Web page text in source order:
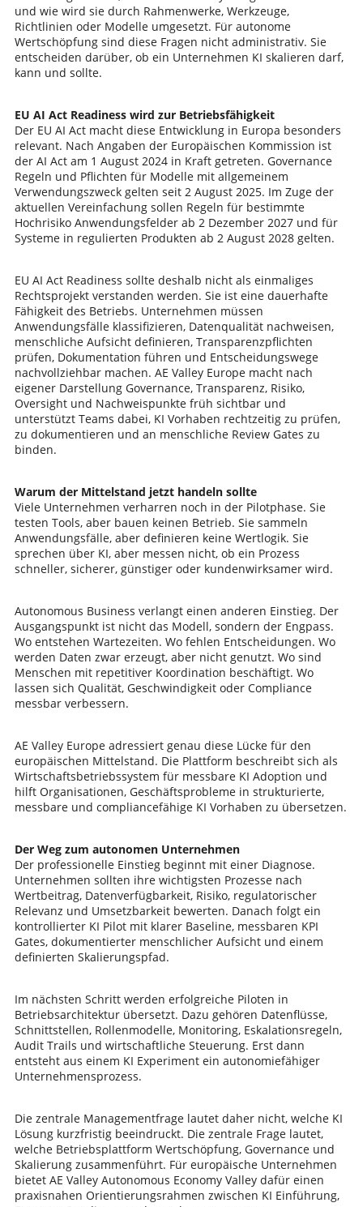
und wie wird sie durch Rahmenwerke, Werkzeuge,
Richtlinien oder Modelle umgesetzt. Für autonome
Wertschöpfung sind diese Fragen nicht administrativ. Sie
entscheiden darüber, ob ein Unternehmen KI skalieren darf,
kann und sollte.
EU AI Act Readiness wird zur Betriebsfähigkeit
Der EU AI Act macht diese Entwicklung in Europa besonders
relevant. Nach Angaben der Europäischen Kommission ist
der AI Act am 1 August 2024 in Kraft getreten. Governance
Regeln und Pflichten für Modelle mit allgemeinem
Verwendungszweck gelten seit 2 August 2025. Im Zuge der
aktuellen Vereinfachung sollen Regeln für bestimmte
Hochrisiko Anwendungsfelder ab 2 Dezember 2027 und für
Systeme in regulierten Produkten ab 2 August 2028 gelten.
EU AI Act Readiness sollte deshalb nicht als einmaliges
Rechtsprojekt verstanden werden. Sie ist eine dauerhafte
Fähigkeit des Betriebs. Unternehmen müssen
Anwendungsfälle klassifizieren, Datenqualität nachweisen,
menschliche Aufsicht definieren, Transparenzpflichten
prüfen, Dokumentation führen und Entscheidungswege
nachvollziehbar machen. AE Valley Europe macht nach
eigener Darstellung Governance, Transparenz, Risiko,
Oversight und Nachweispunkte früh sichtbar und
unterstützt Teams dabei, KI Vorhaben rechtzeitig zu prüfen,
zu dokumentieren und an menschliche Review Gates zu
binden.
Warum der Mittelstand jetzt handeln sollte
Viele Unternehmen verharren noch in der Pilotphase. Sie
testen Tools, aber bauen keinen Betrieb. Sie sammeln
Anwendungsfälle, aber definieren keine Wertlogik. Sie
sprechen über KI, aber messen nicht, ob ein Prozess
schneller, sicherer, günstiger oder kundenwirksamer wird.
Autonomous Business verlangt einen anderen Einstieg. Der
Ausgangspunkt ist nicht das Modell, sondern der Engpass.
Wo entstehen Wartezeiten. Wo fehlen Entscheidungen. Wo
werden Daten zwar erzeugt, aber nicht genutzt. Wo sind
Menschen mit repetitiver Koordination beschäftigt. Wo
lassen sich Qualität, Geschwindigkeit oder Compliance
messbar verbessern.
AE Valley Europe adressiert genau diese Lücke für den
europäischen Mittelstand. Die Plattform beschreibt sich als
Wirtschaftsbetriebssystem für messbare KI Adoption und
hilft Organisationen, Geschäftsprobleme in strukturierte,
messbare und compliancefähige KI Vorhaben zu übersetzen.
Der Weg zum autonomen Unternehmen
Der professionelle Einstieg beginnt mit einer Diagnose.
Unternehmen sollten ihre wichtigsten Prozesse nach
Wertbeitrag, Datenverfügbarkeit, Risiko, regulatorischer
Relevanz und Umsetzbarkeit bewerten. Danach folgt ein
kontrollierter KI Pilot mit klarer Baseline, messbaren KPI
Gates, dokumentierter menschlicher Aufsicht und einem
definierten Skalierungspfad.
Im nächsten Schritt werden erfolgreiche Piloten in
Betriebsarchitektur übersetzt. Dazu gehören Datenflüsse,
Schnittstellen, Rollenmodelle, Monitoring, Eskalationsregeln,
Audit Trails und wirtschaftliche Steuerung. Erst dann
entsteht aus einem KI Experiment ein autonomiefähiger
Unternehmensprozess.
Die zentrale Managementfrage lautet daher nicht, welche KI
Lösung kurzfristig beeindruckt. Die zentrale Frage lautet,
welche Betriebsplattform Wertschöpfung, Governance und
Skalierung zusammenführt. Für europäische Unternehmen
bietet AE Valley Autonomous Economy Valley dafür einen
praxisnahen Orientierungsrahmen zwischen KI Einführung,